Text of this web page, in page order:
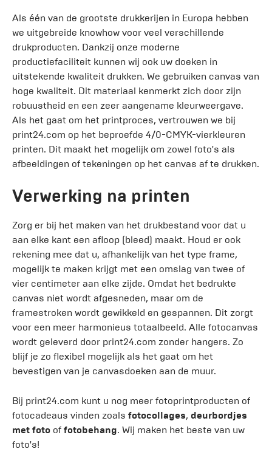
Als één van de grootste drukkerijen in Europa hebben
we uitgebreide knowhow voor veel verschillende
drukproducten. Dankzij onze moderne
productiefaciliteit kunnen wij ook uw doeken in
uitstekende kwaliteit drukken. We gebruiken canvas van
hoge kwaliteit. Dit materiaal kenmerkt zich door zijn
robuustheid en een zeer aangename kleurweergave.
Als het gaat om het printproces, vertrouwen we bij
print24.com op het beproefde 4/0-CMYK-vierkleuren
printen. Dit maakt het mogelijk om zowel foto's als
afbeeldingen of tekeningen op het canvas af te drukken.
Verwerking na printen
Zorg er bij het maken van het drukbestand voor dat u
aan elke kant een afloop (bleed) maakt. Houd er ook
rekening mee dat u, afhankelijk van het type frame,
mogelijk te maken krijgt met een omslag van twee of
vier centimeter aan elke zijde. Omdat het bedrukte
canvas niet wordt afgesneden, maar om de
framestroken wordt gewikkeld en gespannen. Dit zorgt
voor een meer harmonieus totaalbeeld. Alle fotocanvas
wordt geleverd door print24.com zonder hangers. Zo
blijf je zo flexibel mogelijk als het gaat om het
bevestigen van je canvasdoeken aan de muur.
Bij print24.com kunt u nog meer fotoprintproducten of
fotocadeaus vinden zoals fotocollages, deurbordjes
met foto of fotobehang. Wij maken het beste van uw
foto's!